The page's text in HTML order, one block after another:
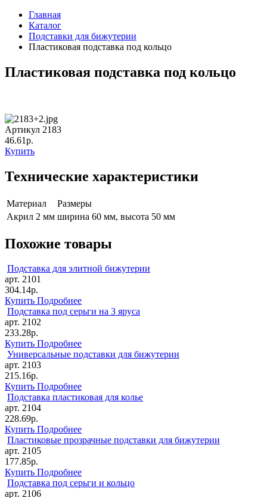
Главная
Каталог
Подставки для бижутерии
Пластиковая подставка под кольцо
Пластиковая подставка под кольцо
Артикул 2183
46.61р.
Купить
Технические характеристики
Материал
Размеры
Акрил 2 мм ширина 60 мм, высота 50 мм
Похожие товары
Подставка для элитной бижутерии
арт. 2101
304.14р.
Купить Подробнее
Подставка под серьги на 3 яруса
арт. 2102
233.28р.
Купить Подробнее
Универсальные подставки для бижутерии
арт. 2103
215.16р.
Купить Подробнее
Подставка пластиковая для колье
арт. 2104
228.69р.
Купить Подробнее
Пластиковые прозрачные подставки для бижутерии
арт. 2105
177.85р.
Купить Подробнее
Подставка под серьги и кольцо
арт. 2106